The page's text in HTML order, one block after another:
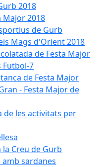
2018
Major 2018
de Gurb
Mags d'Orient 2018
de Festa Major
Futbol-7
de Festa Major
- Festa Major de
de les activitats per
la Creu de Gurb
amb sardanes